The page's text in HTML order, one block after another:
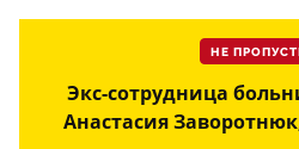
НЕ
Экс-сотрудница
Анастасия